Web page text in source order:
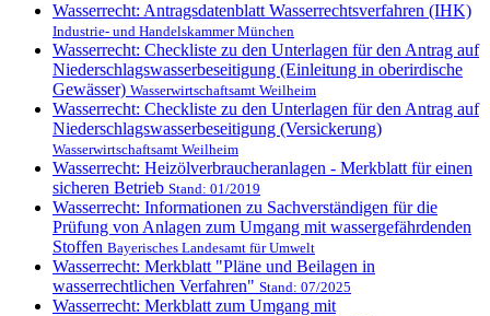
Wasserrecht: Antragsdatenblatt Wasserrechtsverfahren (IHK)
Industrie- und Handelskammer München
Wasserrecht: Checkliste zu den Unterlagen für den Antrag auf
Niederschlagswasserbeseitigung (Einleitung in oberirdische
Gewässer) Wasserwirtschaftsamt Weilheim
Wasserrecht: Checkliste zu den Unterlagen für den Antrag auf
Niederschlagswasserbeseitigung (Versickerung)
Wasserwirtschaftsamt Weilheim
Wasserrecht: Heizölverbraucheranlagen - Merkblatt für einen
sicheren Betrieb Stand: 01/2019
Wasserrecht: Informationen zu Sachverständigen für die
Prüfung von Anlagen zum Umgang mit wassergefährdenden
Stoffen Bayerisches Landesamt für Umwelt
Wasserrecht: Merkblatt "Pläne und Beilagen in
wasserrechtlichen Verfahren" Stand: 07/2025
Wasserrecht: Merkblatt zum Umgang mit